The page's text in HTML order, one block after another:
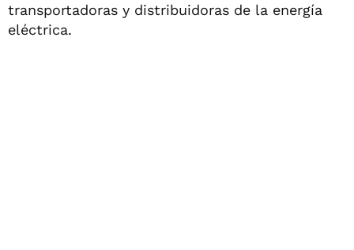
transportadoras y distribuidoras de la energía
eléctrica.